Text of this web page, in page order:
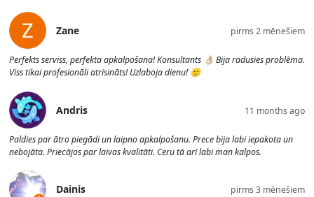
Zane pirms 2 mēnešiem
Perfekts serviss, perfekta apkalpošana! Konsultants 👌🏼 Bija radusies problēma.
Viss tikai profesionāli atrisināts! Uzlaboja dienu! 🙂
Andris 11 months ago
Paldies par ātro piegādi un laipno apkalpošanu. Prece bija labi iepakota un
nebojāta. Priecājos par laivas kvalitāti. Ceru tā arī labi man kalpos.
Dainis pirms 3 mēnešiem